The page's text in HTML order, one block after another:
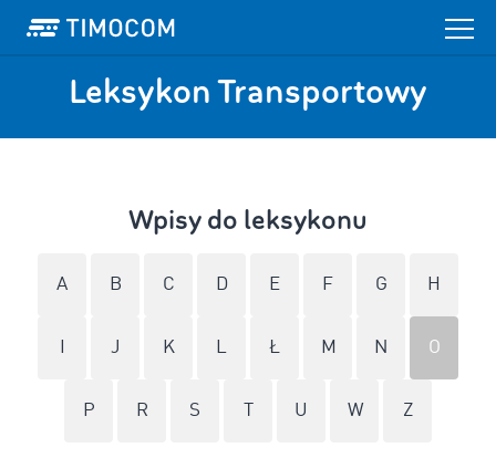
Leksykon Transportowy
Wpisy do leksykonu
A B C D E F G H
J K L Ł M N O
P R S U W Z